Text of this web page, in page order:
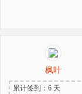
枫叶
累计签到：6 天